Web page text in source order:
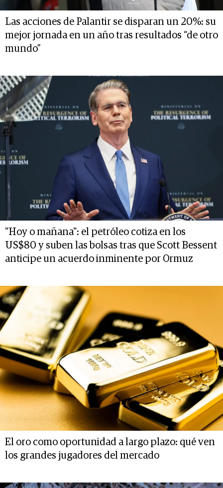
Las acciones de Palantir se disparan un 20%: su
mejor jornada en un año tras resultados “de otro
mundo”
"Hoy o mañana": el petróleo cotiza en los
US$80 y suben las bolsas tras que Scott Bessent
anticipe un acuerdo inminente por Ormuz
El oro como oportunidad a largo plazo: qué ven
los grandes jugadores del mercado